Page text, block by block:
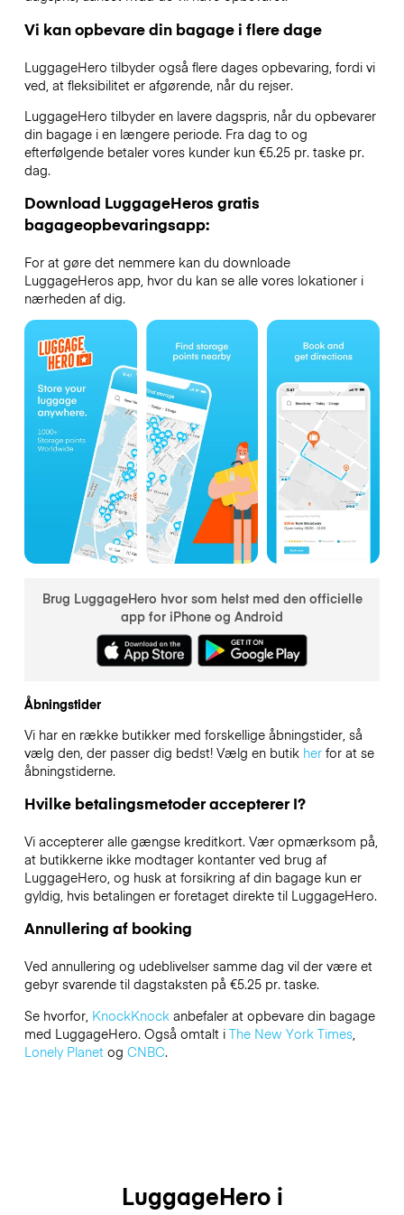
Vi kan opbevare din bagage i flere dage
LuggageHero tilbyder også flere dages opbevaring, fordi vi
ved, at fleksibilitet er afgørende, når du rejser.
LuggageHero tilbyder en lavere dagspris, når du opbevarer
din bagage i en længere periode. Fra dag to og
efterfølgende betaler vores kunder kun €5.25 pr. taske pr.
dag.
Download LuggageHeros gratis
bagageopbevaringsapp:
For at gøre det nemmere kan du downloade
LuggageHeros app, hvor du kan se alle vores lokationer i
nærheden af dig.
Brug LuggageHero hvor som helst med den officielle
app for iPhone og Android
Åbningstider
Vi har en række butikker med forskellige åbningstider, så
vælg den, der passer dig bedst! Vælg en butik herfor at se
åbningstiderne.
Hvilke betalingsmetoder accepterer I?
Vi accepterer alle gængse kreditkort. Vær opmærksom på,
at butikkerne ikke modtager kontanter ved brug af
LuggageHero, og husk at forsikring af din bagage kun er
gyldig, hvis betalingen er foretaget direkte til LuggageHero.
Annullering af booking
Ved annullering og udeblivelser samme dag vil der være et
gebyr svarende til dagstaksten på €5.25 pr. taske.
Se hvorfor, KnockKnockanbefaler at opbevare din bagage
med LuggageHero. Også omtalt i The New York Times,
Lonely Planetog CNBC.
LuggageHero i